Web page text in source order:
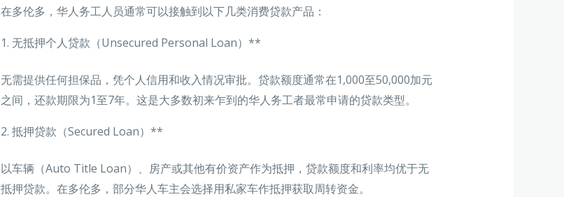
在多伦多，华人务工人员通常可以接触到以下几类消费贷款产品：
1. 无抵押个人贷款（Unsecured Personal Loan）**
无需提供任何担保品，凭个人信用和收入情况审批。贷款额度通常在1,000至50,000加元
之间，还款期限为1至7年。这是大多数初来乍到的华人务工者最常申请的贷款类型。
2. 抵押贷款（Secured Loan）**
以车辆（Auto Title Loan）、房产或其他有价资产作为抵押，贷款额度和利率均优于无
抵押贷款。在多伦多，部分华人车主会选择用私家车作抵押获取周转资金。